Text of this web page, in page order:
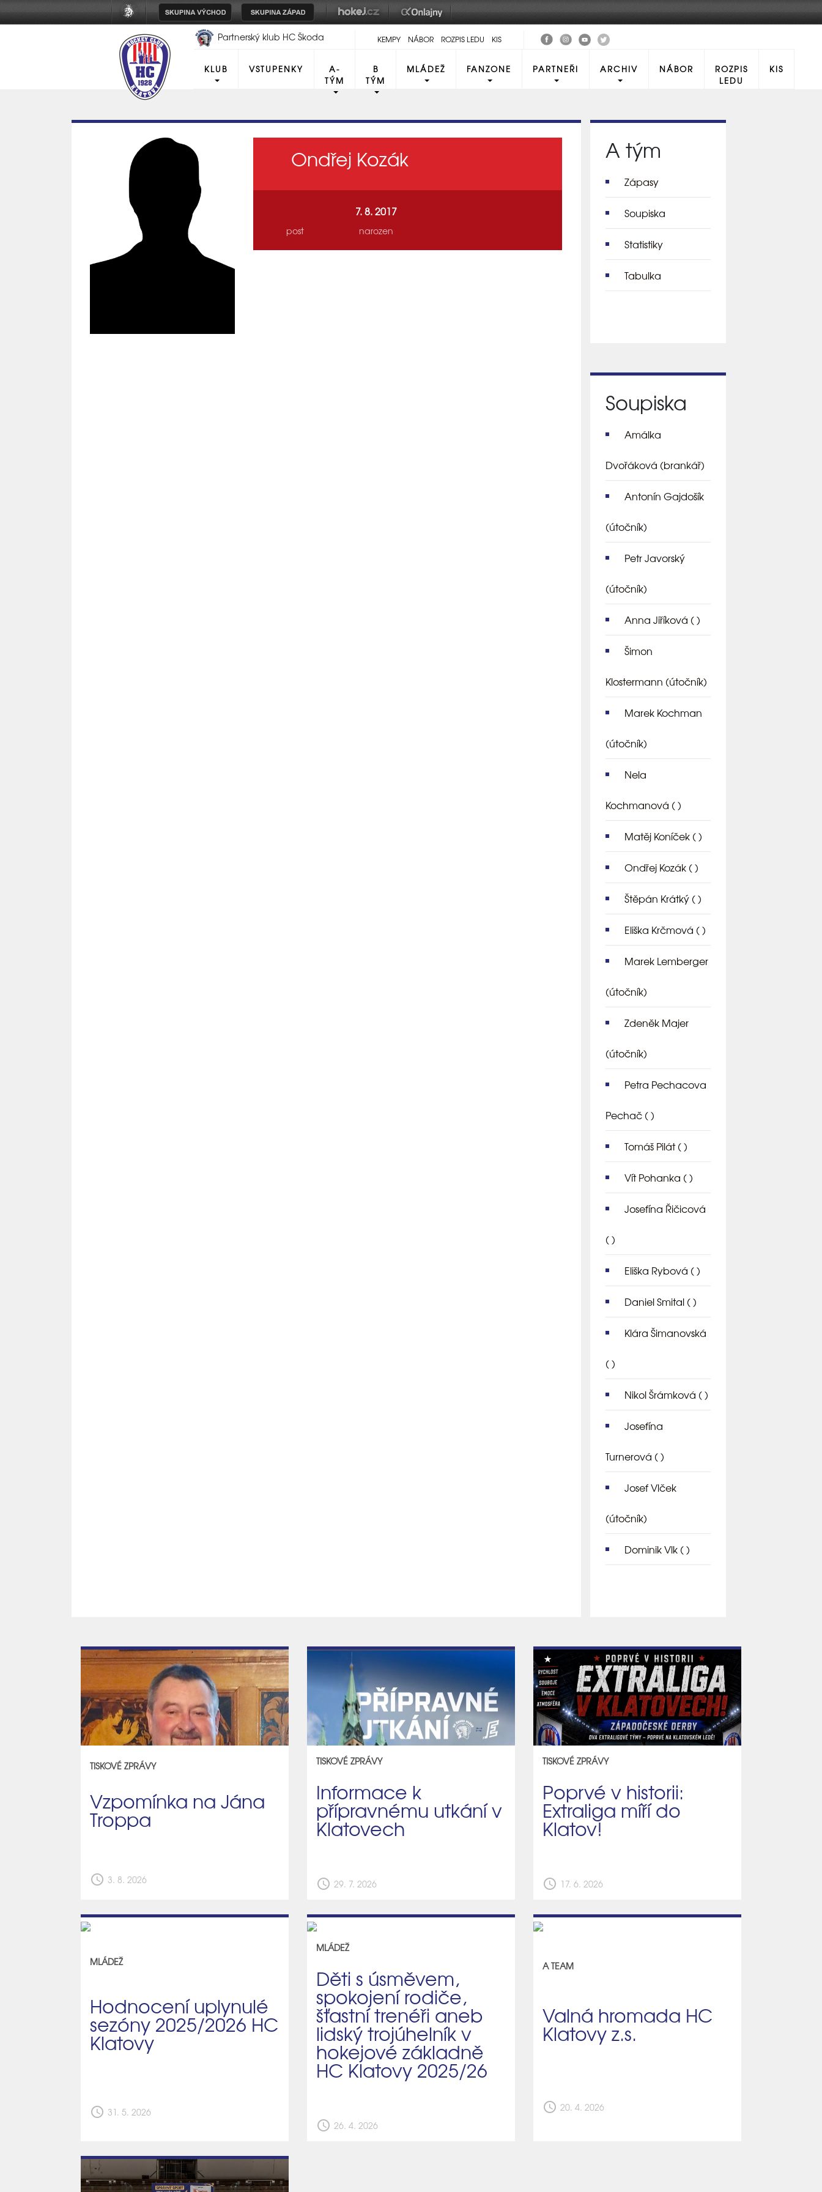
Partnerský klub HC Škoda
KEMPY NÁBOR ROZPIS LEDU KIS
KLUB VSTUPENKY
A-
TÝM
B
TÝM
MLÁDEŽ FANZONE PARTNEŘI ARCHIV NÁBOR
ROZPIS
LEDU
KIS
Ondřej Kozák
post
7. 8. 2017
narozen
A tým
Zápasy
Soupiska
Statistiky
Tabulka
Soupiska
Amálka
Dvořáková (brankář)
Antonín Gajdošík
(útočník)
Petr Javorský
(útočník)
Anna Jiříková ( )
Šimon
Klostermann (útočník)
Marek Kochman
(útočník)
Nela
Kochmanová ( )
Matěj Koníček ( )
Ondřej Kozák ( )
Štěpán Krátký ( )
Eliška Krčmová ( )
Marek Lemberger
(útočník)
Zdeněk Majer
(útočník)
Petra Pechacova
Pechač ( )
Tomáš Pilát( )
Vít Pohanka ( )
Josefína Řičicová
( )
Eliška Rybová ( )
Daniel Smital ( )
Klára Šimanovská
( )
Nikol Šrámková ( )
Josefína
Turnerová ( )
Josef Vlček
(útočník)
Dominik Vlk ( )
TISKOVÉ ZPRÁVY
Vzpomínka na Jána
Troppa
schedule 3. 8. 2026
TISKOVÉ ZPRÁVY
Informace k
přípravnému utkání v
Klatovech
schedule 29. 7. 2026
TISKOVÉ ZPRÁVY
Poprvé v historii:
Extraliga míří do
Klatov!
schedule 17. 6. 2026
MLÁDEŽ
Hodnocení uplynulé
sezóny 2025/2026 HC
Klatovy
schedule 31. 5. 2026
MLÁDEŽ
Děti s úsměvem,
spokojení rodiče,
šťastní trenéři aneb
lidský trojúhelník v
hokejové základně
HC Klatovy 2025/26
schedule 26. 4. 2026
A TEAM
Valná hromada HC
Klatovy z.s.
schedule 20. 4. 2026